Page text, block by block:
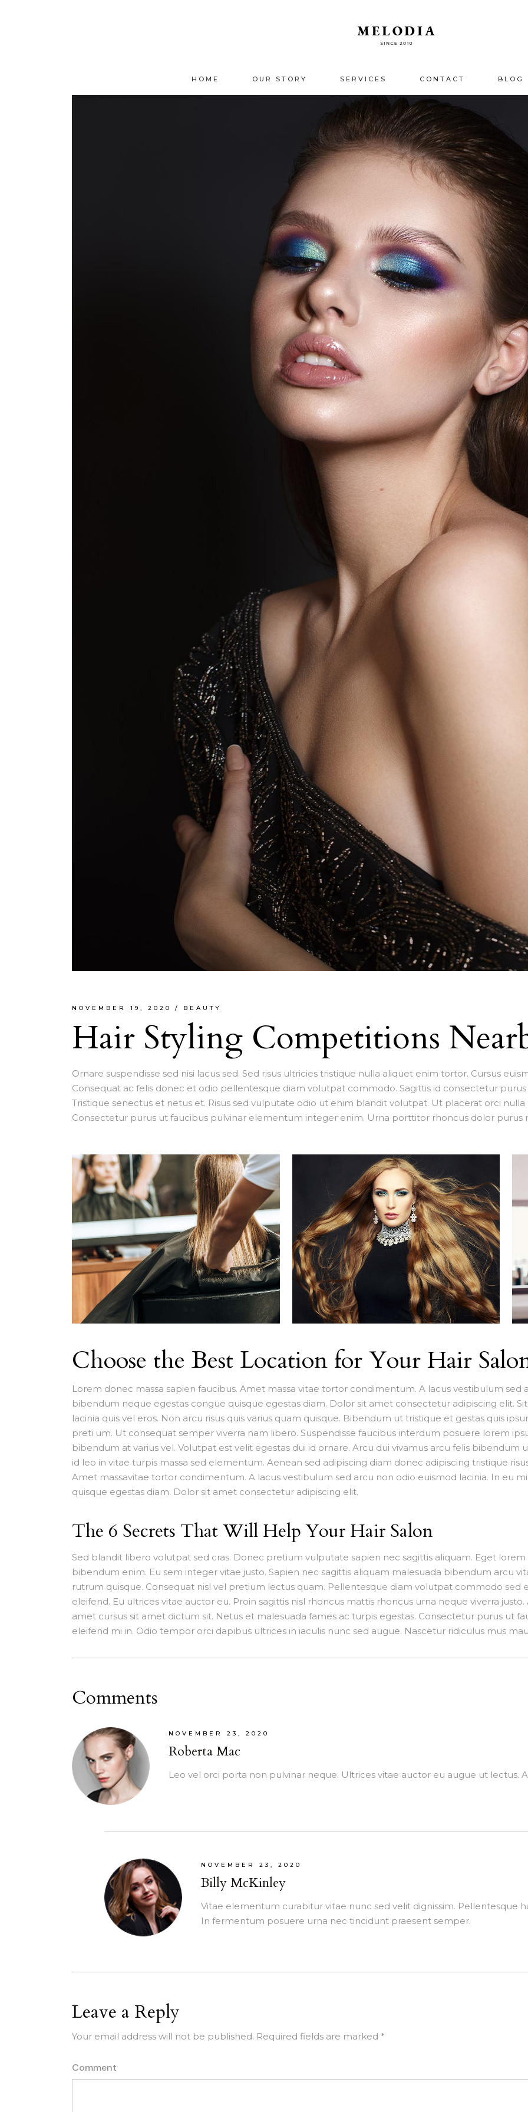
HOME OUR STORY SERVICES CONTACT BLOG
NOVEMBER 19, 2020 BEAUTY
Hair Styling Competitions
Ornare suspendisse sed nisi lacus sed. Sed risus ultricies tristique nulla aliquet enim tortor. Cursus
Consequat ac felis donec et odio pellentesque diam volutpat commodo. Sagittis id consectetur
Tristique senectus et netus et. Risus sed vulputate odio ut enim blandit volutpat. Ut placerat orci
Consectetur purus ut faucibus pulvinar elementum integer enim. Urna porttitor rhoncus dolor purus
Choose the Best Location for Your Hair
Lorem donec massa sapien faucibus. Amet massa vitae tortor condimentum. A lacus vestibulum sed
bibendum neque egestas congue quisque egestas diam. Dolor sit amet consectetur adipiscing elit.
lacinia quis vel eros. Non arcu risus quis varius quam quisque. Bibendum ut tristique et gestas quis
preti um. Ut consequat semper viverra nam libero. Suspendisse faucibus interdum posuere lorem
bibendum at varius vel. Volutpat est velit egestas dui id ornare. Arcu dui vivamus arcu felis bibendum
id leo in vitae turpis massa sed elementum. Aenean sed adipiscing diam donec adipiscing tristique
Amet massavitae tortor condimentum. A lacus vestibulum sed arcu non odio euismod lacinia. In eu
quisque egestas diam. Dolor sit amet consectetur adipiscing elit.
The 6 Secrets That Will Help Your Hair Salon
Sed blandit libero volutpat sed cras. Donec pretium vulputate sapien nec sagittis aliquam. Eget
bibendum enim. Eu sem integer vitae justo. Sapien nec sagittis aliquam malesuada bibendum arcu
rutrum quisque. Consequat nisl vel pretium lectus quam. Pellentesque diam volutpat commodo sed
eleifend. Eu ultrices vitae auctor eu. Proin sagittis nisl rhoncus mattis rhoncus urna neque viverra
amet cursus sit amet dictum sit. Netus et malesuada fames ac turpis egestas. Consectetur purus ut
eleifend mi in. Odio tempor orci dapibus ultrices in iaculis nunc sed augue. Nascetur ridiculus mus
Comments
NOVEMBER 23, 2020
Roberta Mac
Leo vel orci porta non pulvinar neque. Ultrices vitae auctor eu augue ut lectus.
NOVEMBER 23, 2020
Billy McKinley
Vitae elementum curabitur vitae nunc sed velit dignissim. Pellentesque
In fermentum posuere urna nec tincidunt praesent semper.
Leave a Reply
Your email address will not be published. Required fields are marked *
Comment